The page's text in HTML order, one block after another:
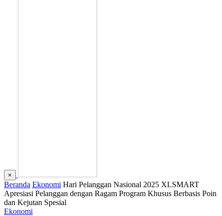
×
Beranda Ekonomi Hari Pelanggan Nasional 2025 XLSMART
Apresiasi Pelanggan dengan Ragam Program Khusus Berbasis Poin
dan Kejutan Spesial
Ekonomi